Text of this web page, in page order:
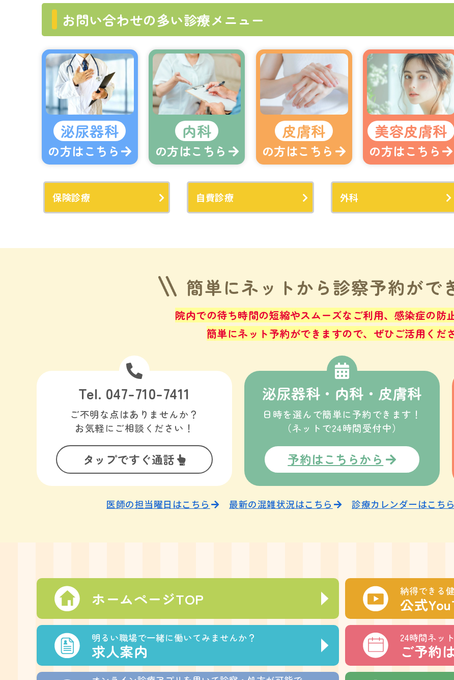
お問い合わせの多い診療メニュー
泌尿器科
の方はこちら
内科
の方はこちら
皮膚科
の方はこちら
美容皮膚科
の方はこちら
保険診療 自費診療 外科
簡単にネットから診察予約がで
院内での待ち時間の短縮やスムーズなご利用、感染症の防
簡単にネット予約ができますので、ぜひご活用くだ
Tel. 047-710-7411
ご不明な点はありませんか？
お気軽にご相談ください！
タップですぐ通話
泌尿器科・内科・皮膚科
日時を選んで簡単に予約できます！
（ネットで24時間受付中）
予約はこちらから
医師の担当曜日はこちら 最新の混雑状況はこちら 診療カレンダーはこちら
ホームページTOP 納得できる
公式
明るい職場で一緒に働いてみませんか？
求人案内
24時間ネッ
ご予約